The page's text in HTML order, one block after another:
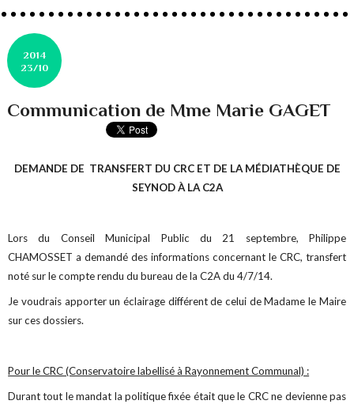
2014
23/10
Communication de Mme Marie GAGET
DEMANDE DE TRANSFERT DU CRC ET DE LA MÉDIATHÈQUE DE
SEYNOD À LA C2A
Lors du Conseil Municipal Public du 21 septembre, Philippe
CHAMOSSET a demandé des informations concernant le CRC, transfert
noté sur le compte rendu du bureau de la C2A du 4/7/14.
Je voudrais apporter un éclairage différent de celui de Madame le Maire
sur ces dossiers.
Pour le CRC (Conservatoire labellisé à Rayonnement Communal) :
Durant tout le mandat la politique fixée était que le CRC ne devienne pas